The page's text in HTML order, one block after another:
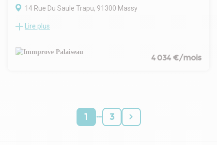
14 Rue Du Saule Trapu, 91300 Massy
Au Parc du Moulin à Massy, à proximité des grands axes
Immprove vous propose une surface de bureaux de 484 m²
au 1er étage. Le site propose également des services
Lire plus
4 034 €/mois
1 … 3